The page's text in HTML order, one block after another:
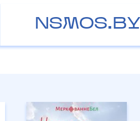
NSMOS.BY